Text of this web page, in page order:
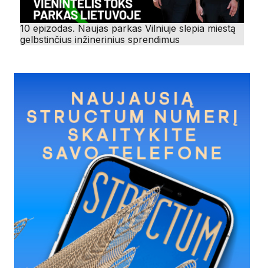
10 epizodas. Naujas parkas Vilniuje slepia miestą
gelbstinčius inžinerinius sprendimus